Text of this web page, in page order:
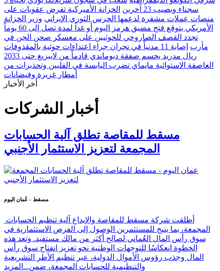
سجناء ويصيب 23 آخرين
الخزانة الأميركية تفرض عقوبات على
منصات عملات مشفرة لدعمها الحرس الثوري الإيراني وزير الخزانة
الأمريكي يتوقع فتح مضيق هرمز اليوم أو غداً لمدة تصل إلى 60 يوماً
تجدد القصف الصاروخي للحوثيين على معسكر صحن الجن في
مأرب إصابة 11 مدنياً في نجران جراء اعتداءات حوثية بالمقذوفات
ريال مدريد يحسم صفقة ديوماندي قادماً من لايبزيغ حتى 2033
العاصفة الاستوائية مايماي تضرب اليابسة في الفلبين وتحذيرات من
أمطار غزيرة وفيضانات
أخر الأخبار
أخبار الشركات
مسقط للمقاصة تطلق آلية الحسابات
المجمعة لتعزيز الاستثمار الأجنبي
مسقط - عُمان اليوم
المجمعة، بما يتيح للمستثمرين الوصول إلى الفرص الاستثمارية في
سوق رأس المال العُماني لصالح أكثر من مالك مستفيد. وتعد هذه
الخطوة انعكاسًا للتوجهات الوطنية نحو تعزيز انفتاح سوق رأس
المال وجذب رؤوس الأموال الدولية، عبر تنظيم الأطر التشريعية
والتنظيمية للحسابات المجمعة، ضمن... المزيد